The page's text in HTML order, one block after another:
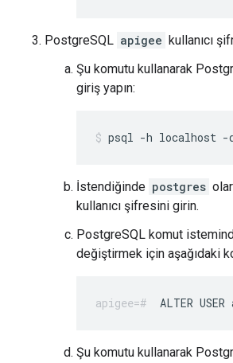
PostgreSQL apigee kullanıcı
Şu komutu kullanarak
giriş yapın:
psql -h localhost -
İstendiğinde postgres
kullanıcı şifresini girin.
PostgreSQL komut
değiştirmek için aşağıdaki
ALTER
Şu komutu kullanarak